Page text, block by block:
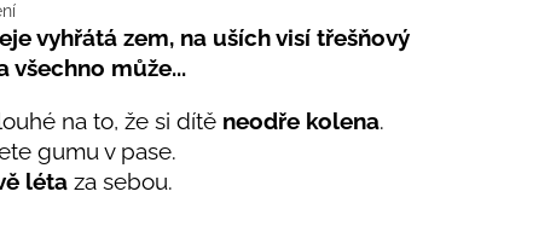
vyhřátá zem, na uších visí třešňový
všechno může...
na to, že si dítě neodře kolena.
gumu v pase.
léta za sebou.